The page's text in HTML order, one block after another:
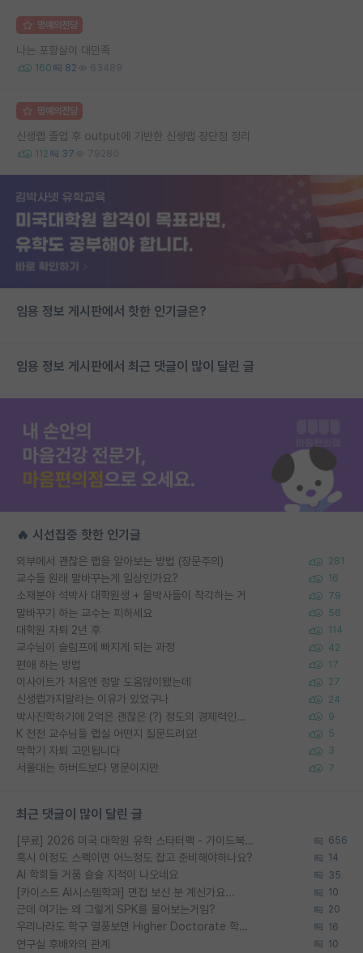
명예의전당
나는 포항살이 대만족
160 82 63489
명예의전당
신생랩 졸업 후 output에 기반한 신생랩 장단점 정리
112 37 79280
임용 정보 게시판에서 핫한 인기글은?
임용 정보 게시판에서 최근 댓글이 많이 달린 글
🔥 시선집중 핫한 인기글
외부에서 괜찮은 랩을 알아보는 방법 (장문주의) 281
교수들 원래 말바꾸는게 일상인가요? 16
소재분야 석박사 대학원생 + 물박사들이 착각하는 거 79
말바꾸기 하는 교수는 피하세요 56
대학원 자퇴 2년 후 114
교수님이 슬럼프에 빠지게 되는 과정 42
편애 하는 방법 17
이사이트가 처음엔 정말 도움많이됐는데 27
신생랩가지말라는 이유가 있었구나 24
박사진학하기에 2억은 괜찮은 (?) 정도의 경제력인가요 9
K 전전 교수님들 랩실 어떤지 질문드려요! 5
막학기 자퇴 고민됩니다 3
서울대는 하버드보다 명문이지만 7
최근 댓글이 많이 달린 글
[무료] 2026 미국 대학원 유학 스타터팩 - 가이드북 & 합격자 컨택메일 템플릿 656
혹시 이정도 스펙이면 어느정도 잡고 준비해야하나요? 14
AI 학회들 거품 슬슬 지적이 나오네요 35
[카이스트 AI시스템학과] 면접 보신 분 계신가요... 10
근데 여기는 왜 그렇게 SPK를 물어보는거임? 20
우리나라도 학구 열풍보면 Higher Doctorate 학위가 필요하다고 봅니다. 16
연구실 후배와의 관계 10